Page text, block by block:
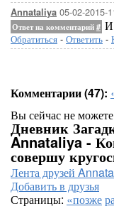
Annataliya 05-02-2015-
Ответ на комментарий # И
Обратиться - Ответить -
Комментарии (47):
Вы сейчас не
Дневник
Annataliya -
совершу
Лента друзей
Добавить в друзья
Страницы: «позже